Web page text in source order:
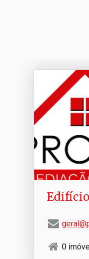
0